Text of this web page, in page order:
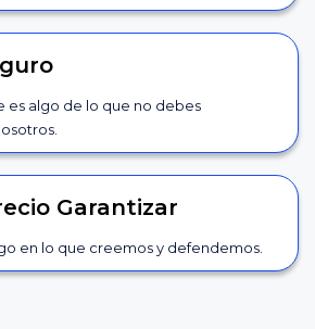
es algo de lo que no debes
Garantizar
en lo que creemos y defendemos.